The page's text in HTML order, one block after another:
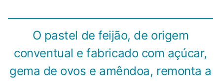
O pastel de feijão, de origem
conventual e fabricado com açúcar,
gema de ovos e amêndoa, remonta a